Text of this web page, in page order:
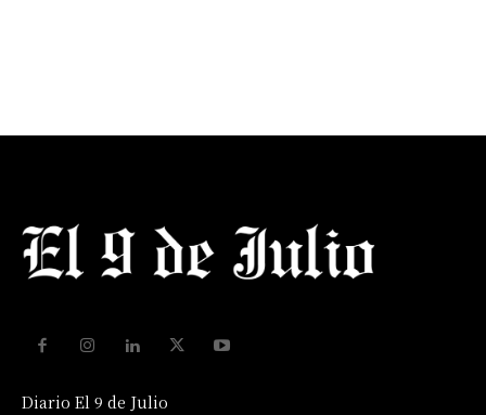
Diario El 9 de Julio